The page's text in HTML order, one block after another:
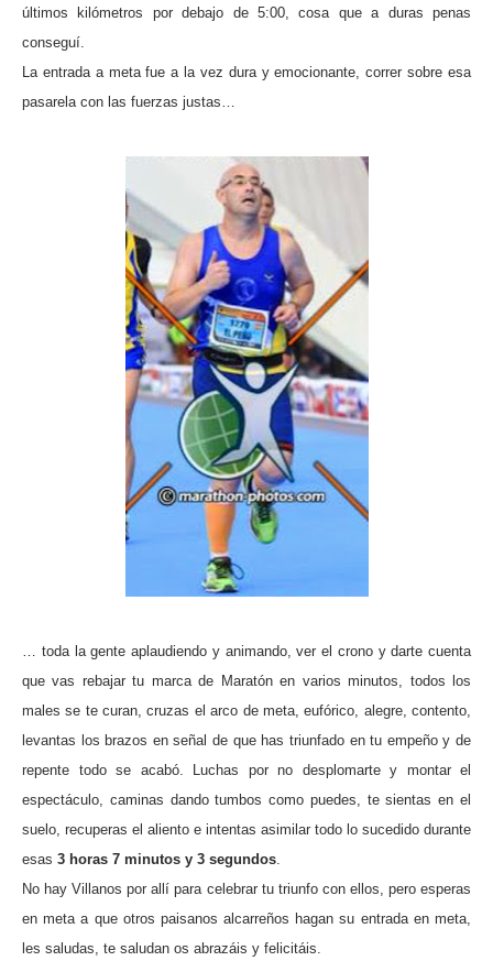
últimos kilómetros por debajo de 5:00, cosa que a duras penas
conseguí.
La entrada a meta fue a la vez dura y emocionante, correr sobre esa
pasarela con las fuerzas justas…
… toda la gente aplaudiendo y animando, ver el crono y darte cuenta
que vas rebajar tu marca de Maratón en varios minutos, todos los
males se te curan, cruzas el arco de meta, eufórico, alegre, contento,
levantas los brazos en señal de que has triunfado en tu empeño y de
repente todo se acabó. Luchas por no desplomarte y montar el
espectáculo, caminas dando tumbos como puedes, te sientas en el
suelo, recuperas el aliento e intentas asimilar todo lo sucedido durante
esas 3 horas 7 minutos y 3 segundos.
No hay Villanos por allí para celebrar tu triunfo con ellos, pero esperas
en meta a que otros paisanos alcarreños hagan su entrada en meta,
les saludas, te saludan os abrazáis y felicitáis.